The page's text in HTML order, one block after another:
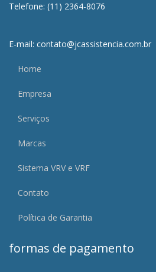
Telefone: (11) 2364-8076
E-mail: contato@jcassistencia.com.br
Home
Empresa
Serviços
Marcas
Sistema VRV e VRF
Contato
Política de Garantia
formas de pagamento